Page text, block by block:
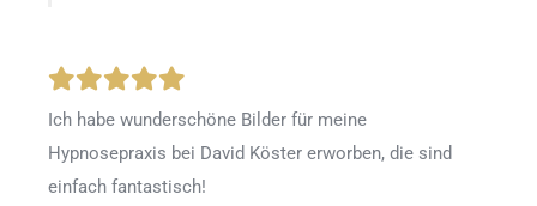
Ich habe wunderschöne Bilder für meine
Hypnosepraxis bei David Köster erworben, die sind
einfach fantastisch!